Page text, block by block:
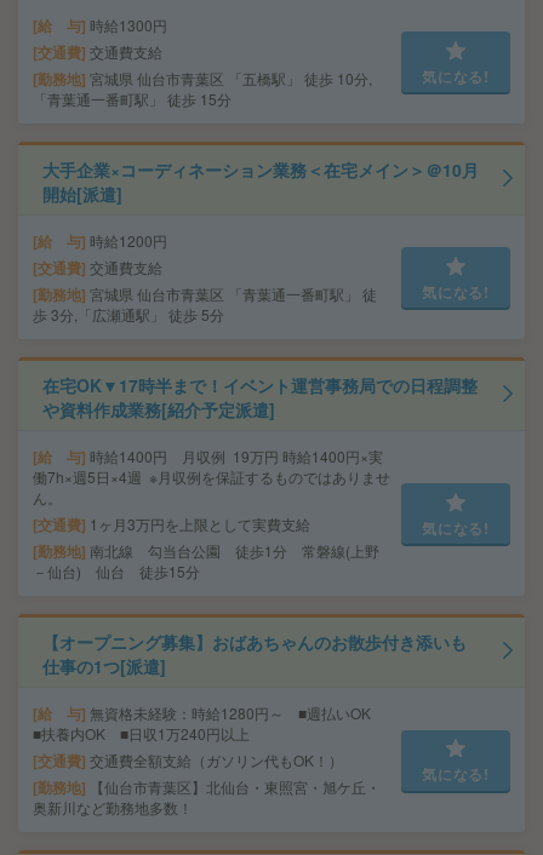
給 与 時給1300円
交通費 交通費支給
勤務地 宮城県 仙台市青葉区 「五橋駅」 徒歩 10分,
「青葉通一番町駅」 徒歩 15分
気になる!
大手企業×コーディネーション業務＜在宅メイン＞＠10月
開始[派遣]
給 与 時給1200円
交通費 交通費支給
勤務地 宮城県 仙台市青葉区 「青葉通一番町駅」 徒
歩 3分,「広瀬通駅」 徒歩 5分
気になる!
在宅OK▼17時半まで！イベント運営事務局での日程調整
や資料作成業務[紹介予定派遣]
給 与 時給1400円 月収例 19万円 時給1400円×実
働7h×週5日×4週 ※月収例を保証するものではありませ
ん。
交通費 1ヶ月3万円を上限として実費支給
勤務地 南北線 勾当台公園 徒歩1分 常磐線(上野
－仙台) 仙台 徒歩15分
気になる!
【オープニング募集】おばあちゃんのお散歩付き添いも
仕事の1つ[派遣]
給 与 無資格未経験：時給1280円～ ■週払いOK
■扶養内OK ■日収1万240円以上
交通費 交通費全額支給（ガソリン代もOK！）
勤務地
【仙台市青葉区】北仙台・東照宮・旭ケ丘・
奥新川など勤務地多数！
気になる!